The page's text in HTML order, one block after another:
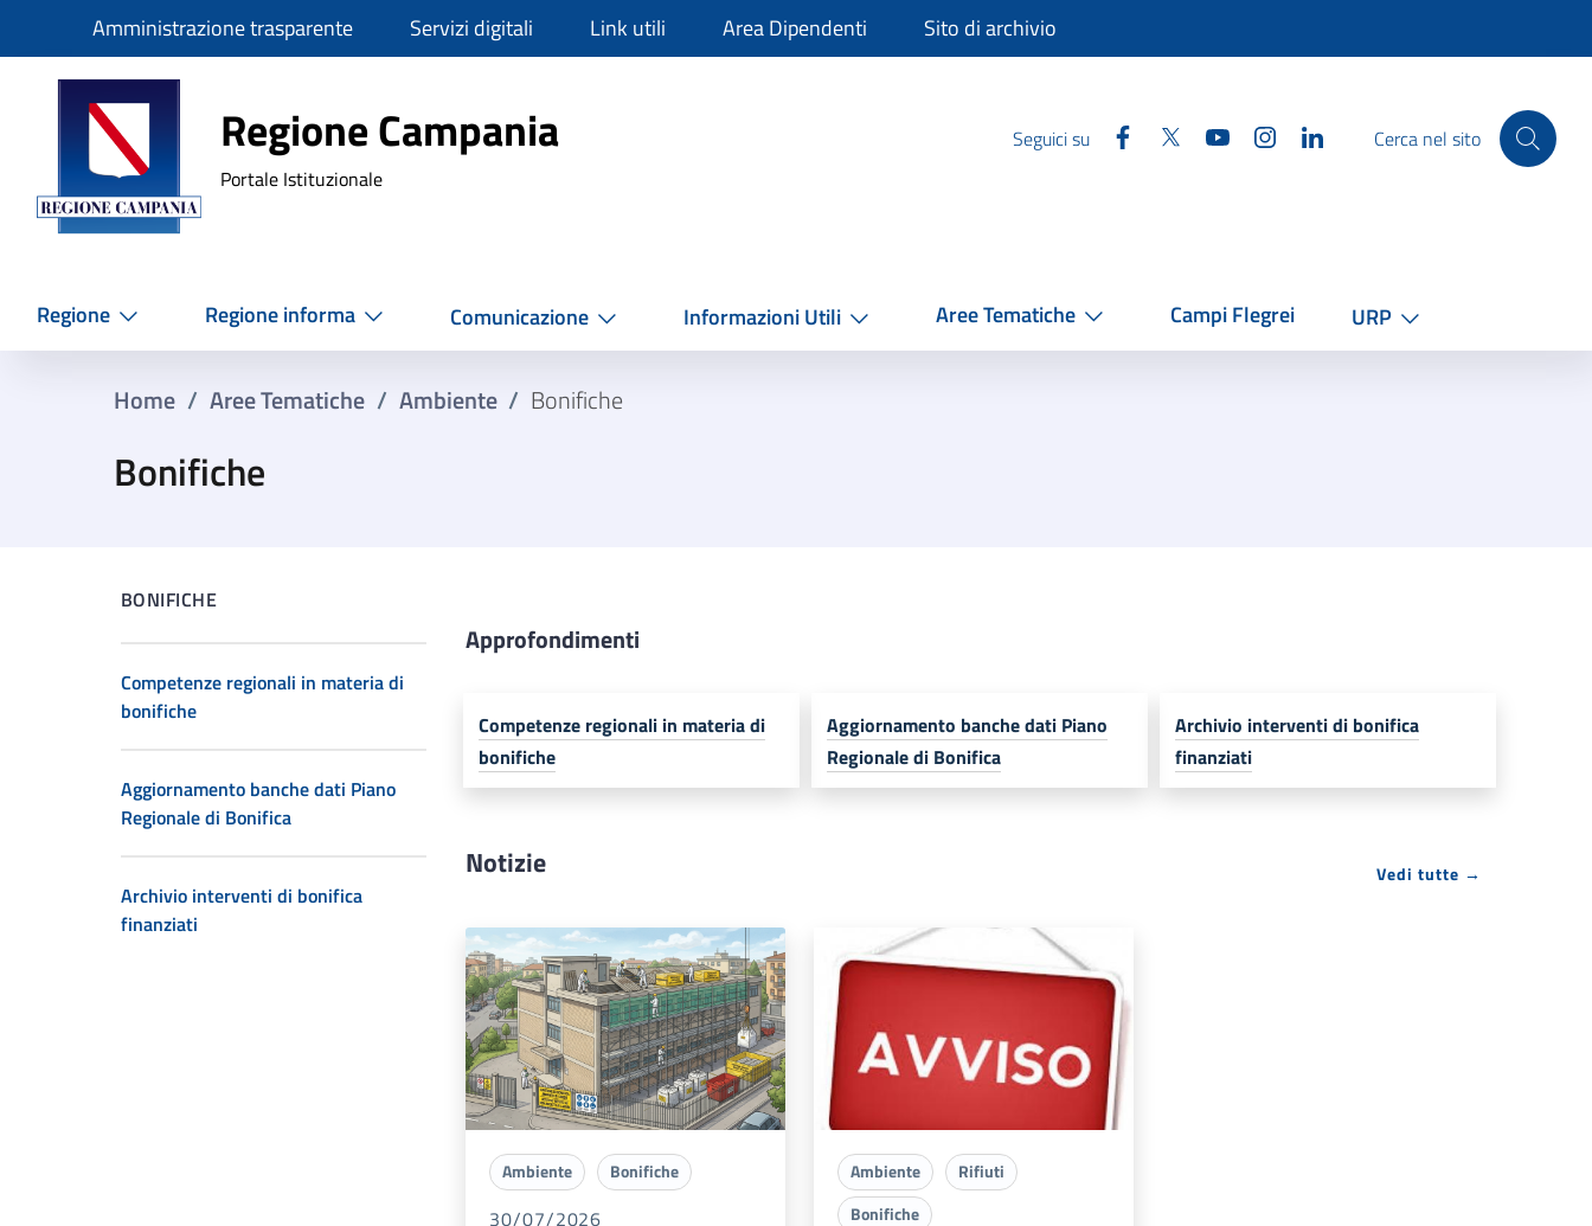
SlimAmministrazione trasparente Servizi digitali Link utili Area Dipendenti Sito di archivio
Regione Campania
Regione Campania
Portale Istituzionale
Seguici su Facebook
Twitter YouTube InstagramLinkedinCerca nel sito
Regione Regione informa Comunicazione Informazioni Utili Aree Tematiche Campi Flegrei URP
Home / Aree Tematiche / Ambiente / Bonifiche
Bonifiche
BONIFICHE
Competenze regionali in materia di
bonifiche
Aggiornamento banche dati Piano
Regionale di Bonifica
Archivio interventi di bonifica
finanziati
Approfondimenti
Competenze regionali in materia di
bonifiche
Aggiornamento banche dati Piano
Regionale di Bonifica
Archivio interventi di bonifica
finanziati
Notizie Vedi tutte →
Ambiente Bonifiche
30/07/2026
Ambiente
Rifiuti
Bonifiche